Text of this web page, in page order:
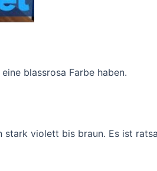
blassrosa Farbe haben.
stark violett bis braun. Es ist